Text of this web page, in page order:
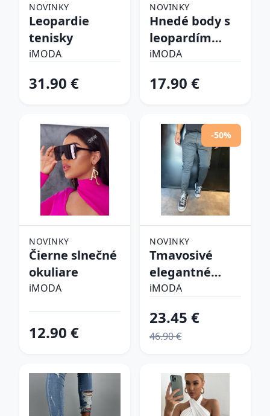
NOVINKY
Leopardie
tenisky
iMODA
31.90 €
NOVINKY
Hnedé body s
leopardím
vzorom
iMODA
17.90 €
NOVINKY
Čierne slnečné
okuliare
iMODA
12.90 €
-50%
NOVINKY
Tmavosivé
elegantné
nohavice
iMODA
23.45 €
46.90 €